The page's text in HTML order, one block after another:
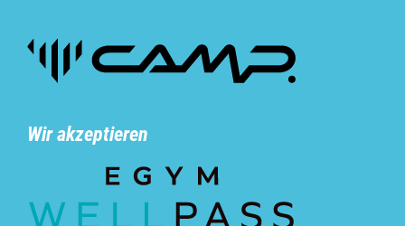
Wir akzeptieren